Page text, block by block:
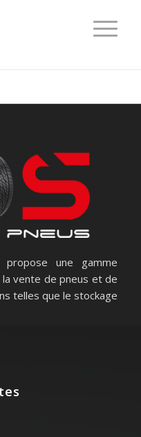
propose une gamme
vente de pneus et de
telles que le stockage